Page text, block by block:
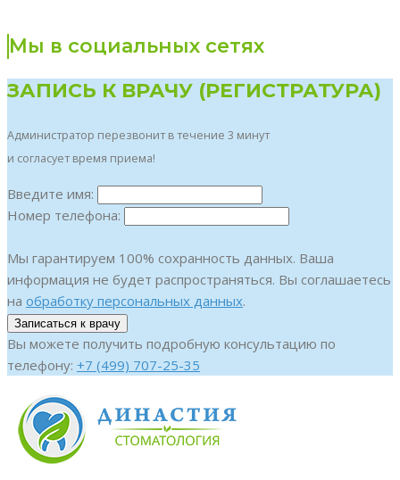
Мы в социальных сетях
ЗАПИСЬ К ВРАЧУ (РЕГИСТРАТУРА)
Администратор перезвонит в течение 3 минут
и согласует время приема!
Введите имя:
Номер телефона:
Мы гарантируем 100% сохранность данных. Ваша
информация не будет распространяться. Вы соглашаетесь
на обработку персональных данных.
Вы можете получить подробную консультацию по
телефону: +7 (499) 707-25-35